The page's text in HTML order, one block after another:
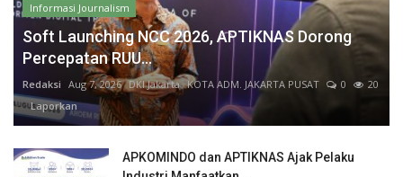
Informasi Journalism
Soft Launching NCC 2026, APTIKNAS Dorong
Percepatan RUU...
Redaksi Aug 7, 2026 DKI Jakarta KOTA ADM. JAKARTA PUSAT 0
20
Laporkan
APKOMINDO dan APTIKNAS Ajak Pelaku